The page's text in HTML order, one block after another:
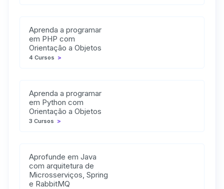
Aprenda a programar
em PHP com
Orientação a Objetos
4 Cursos >
Aprenda a programar
em Python com
Orientação a Objetos
3 Cursos >
Aprofunde em Java
com arquitetura de
Microsserviços, Spring
e RabbitMQ